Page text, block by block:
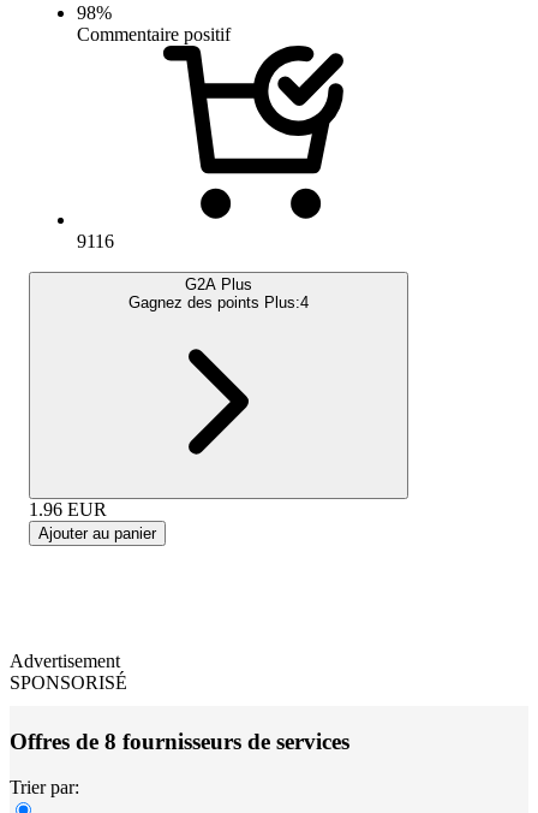
98%
Commentaire positif
9116
G2A Plus
Gagnez des points Plus:4
1.96 EUR
Ajouter au panier
Advertisement
SPONSORISÉ
Offres de 8 fournisseurs de services
Trier par: